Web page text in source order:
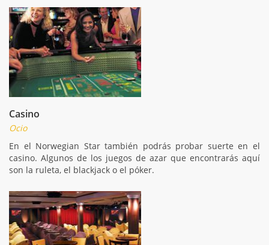
Casino
Ocio
En el Norwegian Star también podrás probar suerte en el
casino. Algunos de los juegos de azar que encontrarás aquí
son la ruleta, el blackjack o el póker.